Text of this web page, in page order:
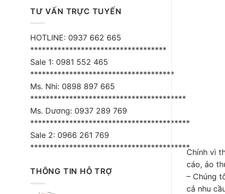
TƯ VẤN TRỰC TUYẾN
HOTLINE: 0937 662 665
***********************************
Sale 1: 0981 552 465
*************************************
Ms. Nhi: 0898 897 665
****************************************
Ms. Dương: 0937 289 769
*****************************************
Sale 2: 0966 261 769
*****************************************
THÔNG TIN HỖ TRỢ
Chính vì
cáo, áo
– Chúng
cả nhu